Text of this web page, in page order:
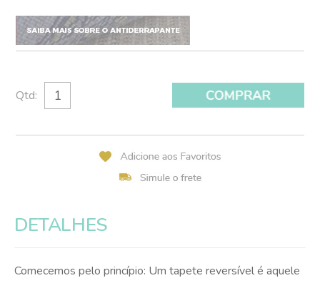
Qtd:
DETALHES
Comecemos pelo princípio: Um tapete reversível é aquele